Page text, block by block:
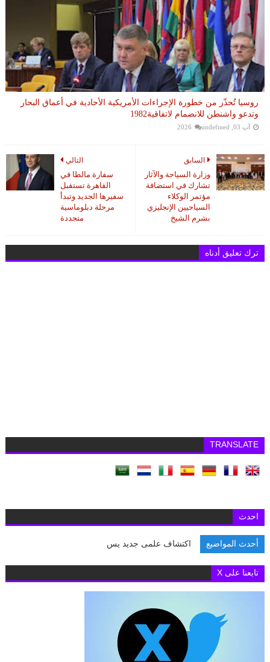
روسيا تُحذّر من خطورة الإجراءات الأمريكية الأحادية في أعماق البحار
وتدعو واشنطن للانضمام لاتفاقية1982
آب 03, 2026 undefined
التالي
سفارة مالطا في
القاهرة تستقبل
سفيرها الجديد وتبدأ
مرحلة دبلوماسية
متجددة
السابق
وزارة السياحة والآثار
تشارك في استضافة
مؤتمر الوكلاء
السياحيين الإنجليزي
بشرم الشيخ
ترك تعليق أدناه
TRANSLATE
احدث
أحدث المواضيع اكتشاف علمى جديد يساعد العض
تابعنا على X